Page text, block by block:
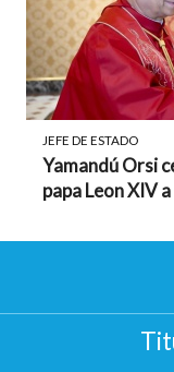
JEFE DE ESTADO
Yamandú Orsi
papa Leon XIV